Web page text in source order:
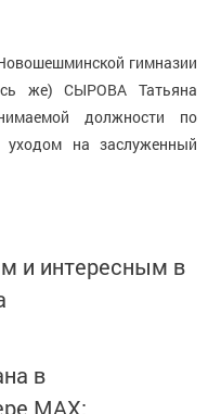
гимназии
же) СЫРОВА Татьяна
должности по
на заслуженный
и интересным в
в
MАХ: